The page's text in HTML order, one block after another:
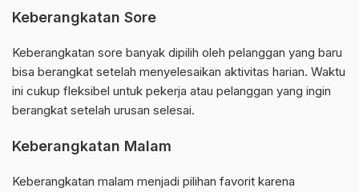
Keberangkatan Sore
Keberangkatan sore banyak dipilih oleh pelanggan yang baru
bisa berangkat setelah menyelesaikan aktivitas harian. Waktu
ini cukup fleksibel untuk pekerja atau pelanggan yang ingin
berangkat setelah urusan selesai.
Keberangkatan Malam
Keberangkatan malam menjadi pilihan favorit karena